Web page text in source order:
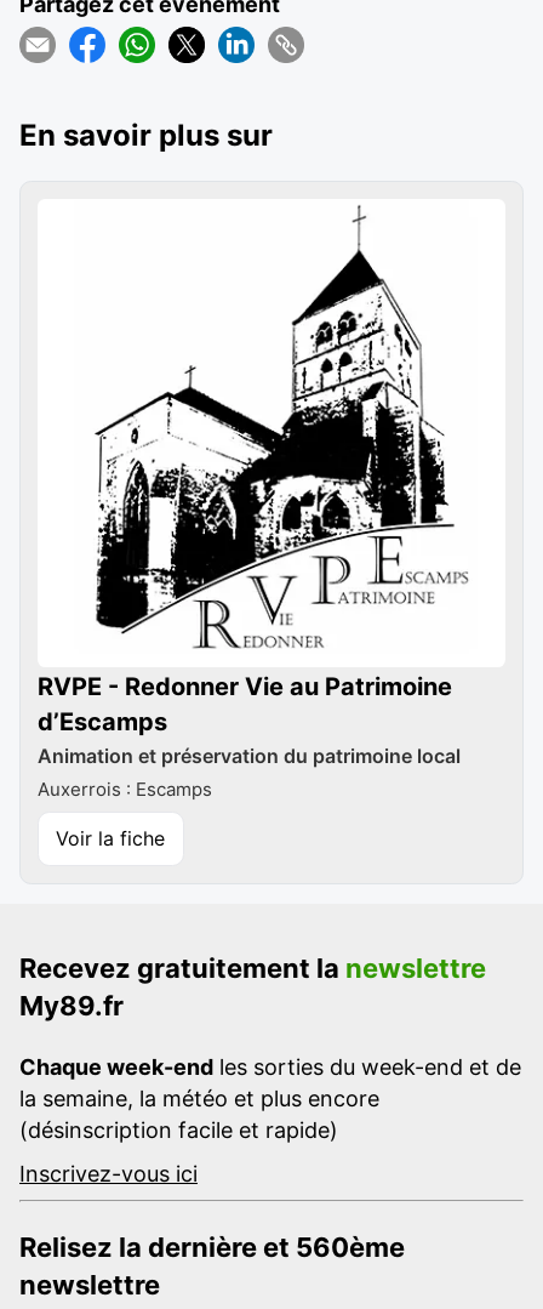
En savoir plus sur
RVPE - Redonner Vie au Patrimoine
d’Escamps
Animation et préservation du patrimoine local
Auxerrois : Escamps
Voir la fiche
Recevez gratuitement la newslettre
My89.fr
Chaque week-end les sorties du week-end et de
la semaine, la météo et plus encore
(désinscription facile et rapide)
Inscrivez-vous ici
Relisez la dernière et 560ème
newslettre